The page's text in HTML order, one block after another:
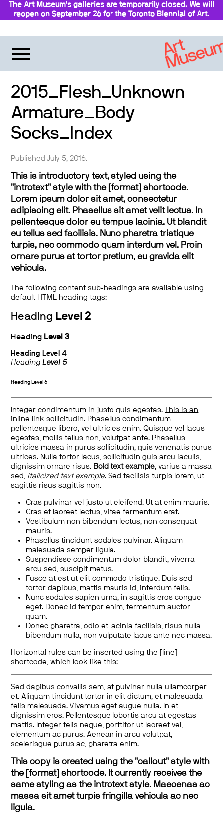
The Art Museum’s galleries are temporarily closed. We will
reopen on September 26 for the Toronto Biennial of Art.
2015_Flesh_Unknown
Armature_Body
Socks_Index
Published July 5, 2016.
This is introductory text, styled using the
"introtext" style with the [format] shortcode.
Lorem ipsum dolor sit amet, consectetur
adipiscing elit. Phasellus sit amet velit lectus. In
pellentesque dolor eu tempus lacinia. Ut blandit
eu tellus sed facilisis. Nunc pharetra tristique
turpis, nec commodo quam interdum vel. Proin
ornare purus at tortor pretium, eu gravida elit
vehicula.
The following content sub-headings are available using
default HTML heading tags:
Heading Level 2
Heading Level 3
Heading Level 4
HeadingLevel 5
Heading Level 6
Integer condimentum in justo quis egestas.
This is an
inline link sollicitudin. Phasellus condimentum
pellentesque libero, vel ultricies enim. Quisque vel lacus
egestas, mollis tellus non, volutpat ante. Phasellus
ultricies massa in purus sollicitudin, quis venenatis purus
ultrices. Nulla tortor lacus, sollicitudin quis arcu iaculis,
dignissim ornare risus. Bold text example, varius a massa
sed, italicized text example. Sed facilisis turpis lorem, ut
sagittis risus sagittis non.
Cras pulvinar vel justo ut eleifend. Ut at enim mauris.
Cras et laoreet lectus, vitae fermentum erat.
Vestibulum non bibendum lectus, non consequat
mauris.
Phasellus tincidunt sodales pulvinar. Aliquam
malesuada semper ligula.
Suspendisse condimentum dolor blandit, viverra
arcu sed, suscipit metus.
Fusce at est ut elit commodo tristique. Duis sed
tortor dapibus, mattis mauris id, interdum felis.
Nunc sodales sapien urna, in sagittis eros congue
eget. Donec id tempor enim, fermentum auctor
quam.
Donec pharetra, odio et lacinia facilisis, risus nulla
bibendum nulla, non vulputate lacus ante nec massa.
Horizontal rules can be inserted using the [line]
shortcode, which look like this:
Sed dapibus convallis sem, at pulvinar nulla ullamcorper
et. Aliquam tincidunt tortor in elit dictum, et malesuada
felis malesuada. Vivamus eget augue nulla. In et
dignissim eros. Pellentesque lobortis arcu at egestas
mattis. Integer felis neque, porttitor ut laoreet vel,
elementum ac purus. Aenean in arcu volutpat,
scelerisque purus ac, pharetra enim.
This copy is created using the "callout" style with
the [format] shortcode. It currently receives the
same styling as the introtext style. Maecenas ac
massa sit amet turpis fringilla vehicula ac nec
ligula.